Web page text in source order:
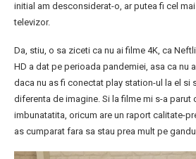
initial am desconsiderat-o, ar putea fi cel
televizor.
Da, stiu, o sa ziceti ca nu ai filme 4K, ca
HD a dat pe perioada pandemiei, asa ca nu
daca nu as fi conectat play station-ul la el si
diferenta de imagine. Si la filme mi s-a parut
imbunatatita, oricum are un raport calitate-
as cumparat fara sa stau prea mult pe